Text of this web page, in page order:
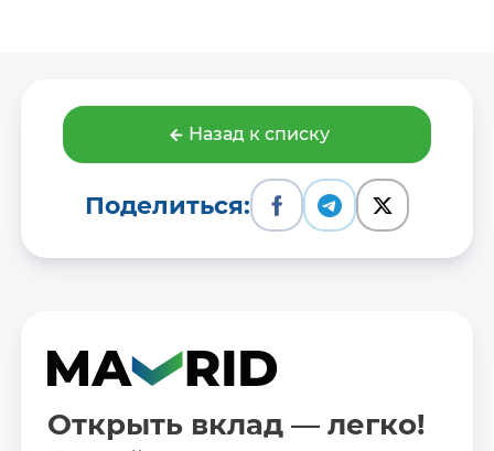
Назад к списку
Поделиться:
Открыть вклад — легко!